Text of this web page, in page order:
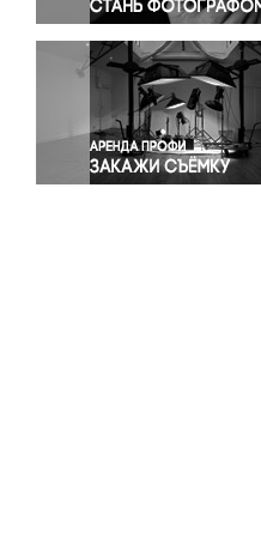
Религия
Светская жизнь
Спорт
Экология
Экономика и бизнес